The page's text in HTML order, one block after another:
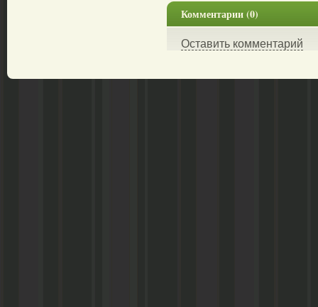
Комментарии (0)
Оставить комментарий